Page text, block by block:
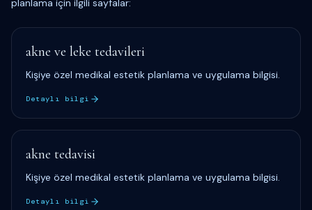
planlama için ilgili sayfalar:
akne ve leke tedavileri
Kişiye özel medikal estetik planlama ve uygulama bilgisi.
Detaylı bilgi
akne tedavisi
Kişiye özel medikal estetik planlama ve uygulama bilgisi.
Detaylı bilgi